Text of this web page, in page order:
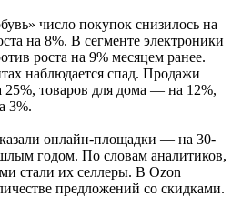
число покупок снизилось на
на 8%. В сегменте электроники
роста на 9% месяцем ранее.
наблюдается спад. Продажи
25%, товаров для дома — на 12%,
3%.
онлайн-площадки — на 30-
годом. По словам аналитиков,
стали их селлеры. В Ozon
предложений со скидками.